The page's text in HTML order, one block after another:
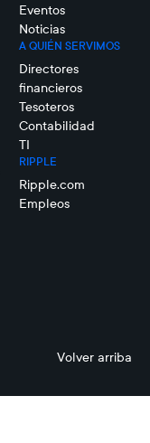
Eventos
Noticias
A QUIÉN SERVIMOS
Directores
financieros
Tesoteros
Contabilidad
TI
RIPPLE
Ripple.com
Empleos
Volver arriba